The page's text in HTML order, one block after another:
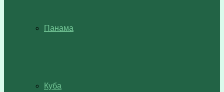
Панама
Куба